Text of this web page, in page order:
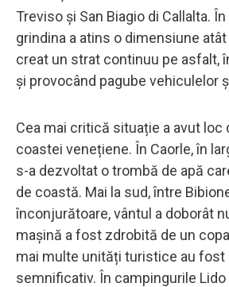
Treviso și San Biagio di Callalta.
grindina a atins o dimensiune
creat un strat continuu pe asfalt,
și provocând pagube vehiculelor
Cea mai critică situație a avut loc
coastei venețiene. În Caorle, în
s-a dezvoltat o trombă de apă
de coastă. Mai la sud, între
înconjurătoare, vântul a doborât
mașină a fost zdrobită de un
mai multe unități turistice au fost
semnificativ. În campingurile Lido